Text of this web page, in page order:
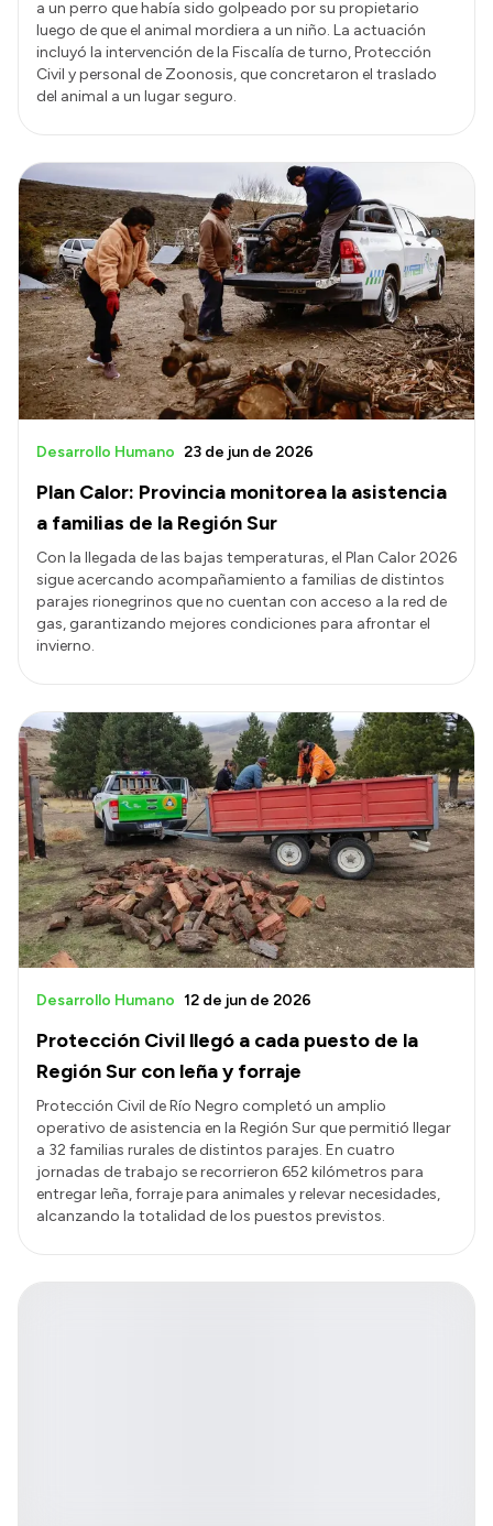
a un perro que había sido golpeado por su propietario
luego de que el animal mordiera a un niño. La actuación
incluyó la intervención de la Fiscalía de turno, Protección
Civil y personal de Zoonosis, que concretaron el traslado
del animal a un lugar seguro.
Plan Calor: Provincia monitorea la asistencia
a familias de la Región Sur
Desarrollo Humano 23 de jun de 2026
Con la llegada de las bajas temperaturas, el Plan Calor 2026
sigue acercando acompañamiento a familias de distintos
parajes rionegrinos que no cuentan con acceso a la red de
gas, garantizando mejores condiciones para afrontar el
invierno.
Protección Civil llegó a cada puesto de la
Región Sur con leña y forraje
Desarrollo Humano 12 de jun de 2026
Protección Civil de Río Negro completó un amplio
operativo de asistencia en la Región Sur que permitió llegar
a 32 familias rurales de distintos parajes. En cuatro
jornadas de trabajo se recorrieron 652 kilómetros para
entregar leña, forraje para animales y relevar necesidades,
alcanzando la totalidad de los puestos previstos.